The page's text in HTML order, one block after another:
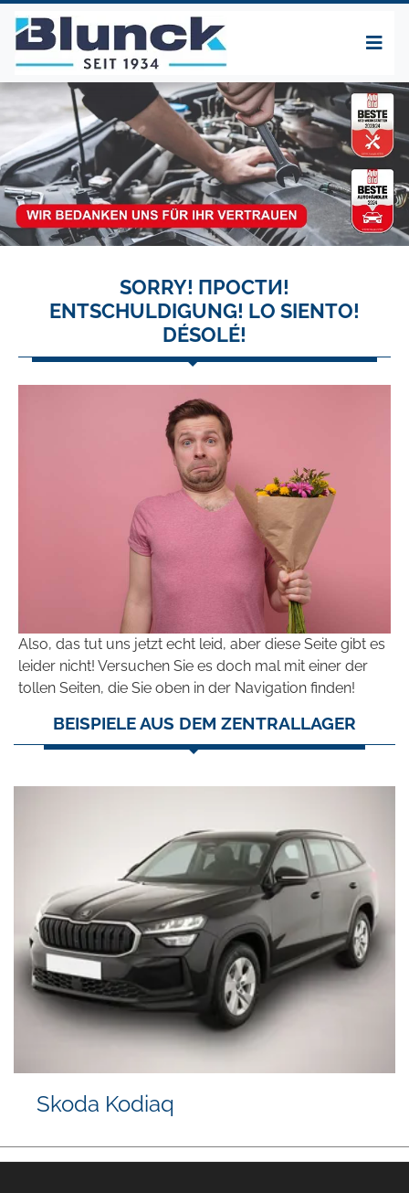
SORRY! ПРОСТИ!
ENTSCHULDIGUNG! LO SIENTO!
DÉSOLÉ!
Also, das tut uns jetzt echt leid, aber diese Seite gibt es
leider nicht! Versuchen Sie es doch mal mit einer der
tollen Seiten, die Sie oben in der Navigation finden!
BEISPIELE AUS DEM ZENTRALLAGER
Skoda Kodiaq